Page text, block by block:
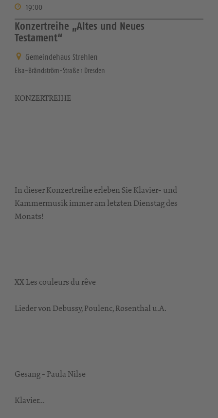
19:00
Konzertreihe „Altes und Neues
Testament“
Gemeindehaus Strehlen
Elsa-Brändström-Straße 1 Dresden
KONZERTREIHE
In dieser Konzertreihe erleben Sie Klavier- und
Kammermusik immer am letzten Dienstag des
Monats!
XX Les couleurs du rêve
Lieder von Debussy, Poulenc, Rosenthal u.A.
Gesang - Paula Nilse
Klavier...